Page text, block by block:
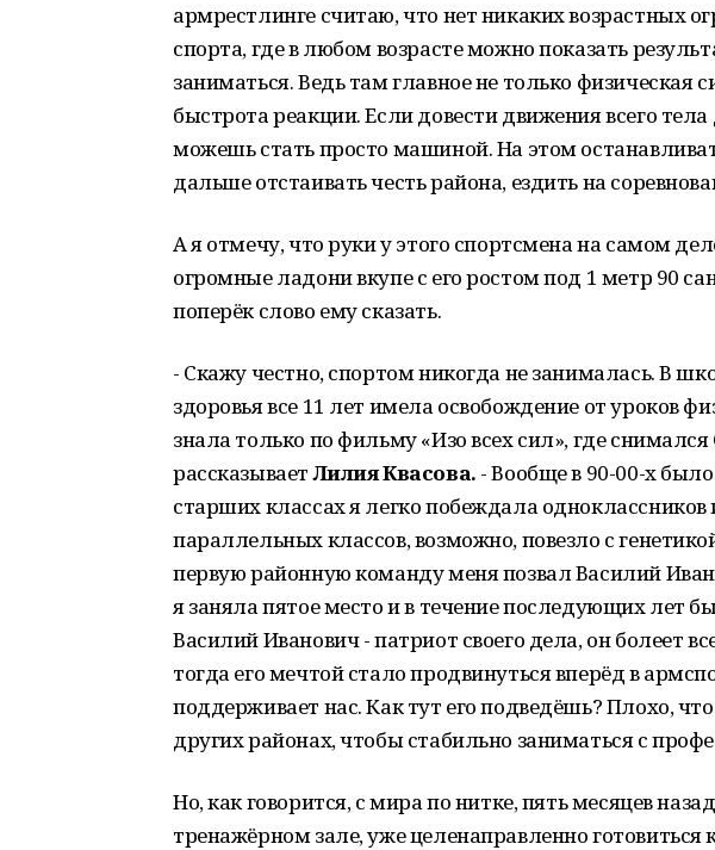
армрестлинге считаю, что нет никаких возрастных
спорта, где в любом возрасте можно показать
заниматься. Ведь там главное не только физическая
быстрота реакции. Если довести движения всего
можешь стать просто машиной. На этом
дальше отстаивать честь района, ездить на
А я отмечу, что руки у этого спортсмена на самом
огромные ладони вкупе с его ростом под 1 метр 90
поперёк слово ему сказать.
- Скажу честно, спортом никогда не занималась. В
здоровья все 11 лет имела освобождение от уроков
знала только по фильму «Изо всех сил», где
рассказываетЛилия Квасова. - Вообще в 90-00-х
старших классах я легко побеждала
параллельных классов, возможно, повезло с
первую районную команду меня позвал Василий
я заняла пятое место и в течение последующих лет
Василий Иванович - патриот своего дела, он болеет
тогда его мечтой стало продвинуться вперёд в
поддерживает нас. Как тут его подведёшь? Плохо,
других районах, чтобы стабильно заниматься с
Но, как говорится, с мира по нитке, пять месяцев
тренажёрном зале, уже целенаправленно